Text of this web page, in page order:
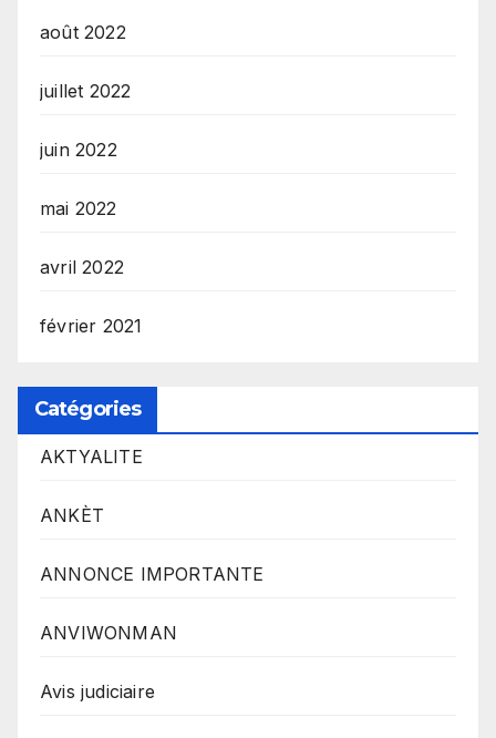
août 2022
juillet 2022
juin 2022
mai 2022
avril 2022
février 2021
Catégories
AKTYALITE
ANKÈT
ANNONCE IMPORTANTE
ANVIWONMAN
Avis judiciaire